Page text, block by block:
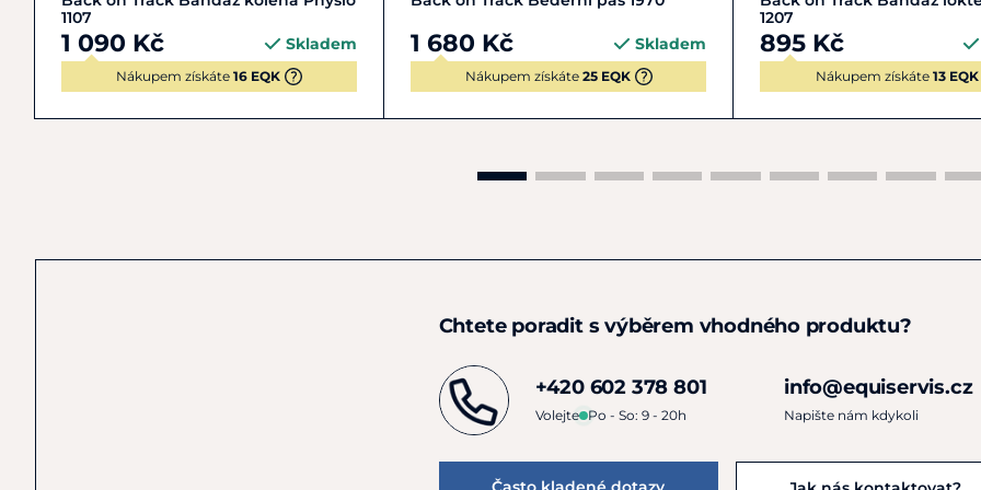
1107
1 090 Kč Skladem
Nákupem získáte 16 EQK
1 680 Kč Skladem
Nákupem získáte 25 EQK
1207
895 Kč
Nákupem získáte 13 EQK
Chtete poradit s výběrem vhodného produktu?
+420 602 378 801
Volejte Po - So: 9 - 20h
info@equiservis.cz
Napište nám kdykoli